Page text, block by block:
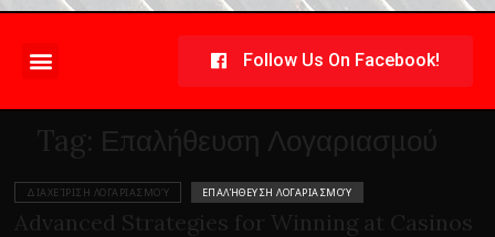
Follow Us On Facebook!
Tag: Επαλήθευση Λογαριασμού
ΔΙΑΧΕΊΡΙΣΗ ΛΟΓΑΡΙΑΣΜΟΎ ΕΠΑΛΉΘΕΥΣΗ ΛΟΓΑΡΙΑΣΜΟΎ
Advanced Strategies for Winning at Casinos